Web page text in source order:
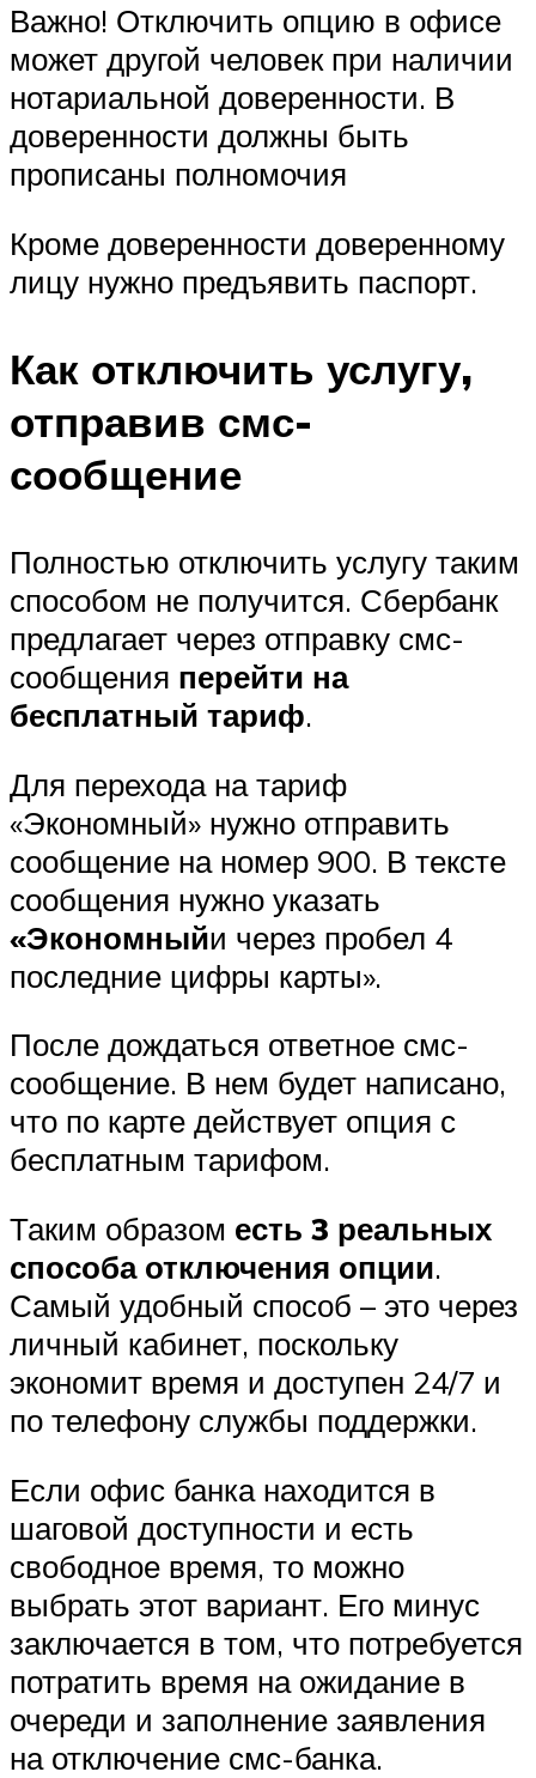
Важно! Отключить опцию в офисе
может другой человек при наличии
нотариальной доверенности. В
доверенности должны быть
прописаны полномочия
Кроме доверенности доверенному
лицу нужно предъявить паспорт.
Как отключить услугу,
отправив смс-
сообщение
Полностью отключить услугу таким
способом не получится. Сбербанк
предлагает через отправку смс-
сообщения перейти на
бесплатный тариф.
Для перехода на тариф
«Экономный» нужно отправить
сообщение на номер 900. В тексте
сообщения нужно указать
«Экономныйи через пробел 4
последние цифры карты».
После дождаться ответное смс-
сообщение. В нем будет написано,
что по карте действует опция с
бесплатным тарифом.
Таким образом есть 3 реальных
способа отключения опции.
Самый удобный способ – это через
личный кабинет, поскольку
экономит время и доступен 24/7 и
по телефону службы поддержки.
Если офис банка находится в
шаговой доступности и есть
свободное время, то можно
выбрать этот вариант. Его минус
заключается в том, что потребуется
потратить время на ожидание в
очереди и заполнение заявления
на отключение смс-банка.